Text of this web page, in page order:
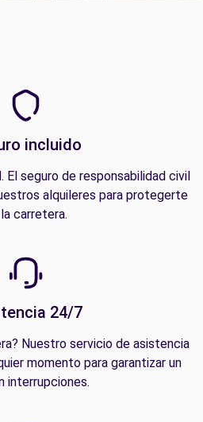
incluido
El seguro de responsabilidad civil
alquileres para protegerte
carretera.
24/7
Nuestro servicio de asistencia
momento para garantizar un
interrupciones.